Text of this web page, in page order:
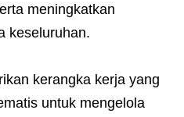
meningkatkan
keseluruhan.
kerangka kerja yang
untuk mengelola